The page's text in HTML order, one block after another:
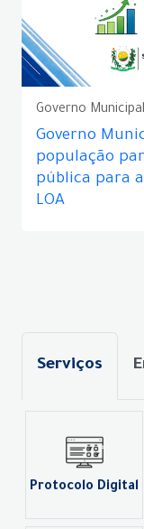
Governo Municipal
Governo
população
pública para
LOA
Serviços
Protocolo Digital